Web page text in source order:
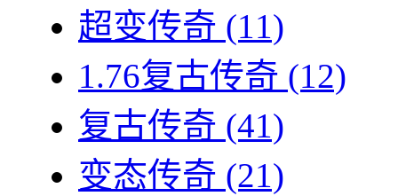
超变传奇 (11)
1.76复古传奇 (12)
复古传奇 (41)
变态传奇 (21)